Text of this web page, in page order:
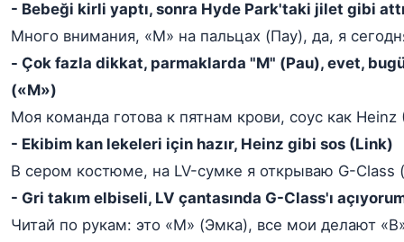
- Bebeği kirli yaptı, sonra Hyde Park'taki jilet gibi
Много внимания, «M» на пальцах (Пау), да, я
- Çok fazla dikkat, parmaklarda "M" (Pau), evet,
(«M»)
Моя команда готова к пятнам крови, соус как Heinz
- Ekibim kan lekeleri için hazır, Heinz gibi sos (Link)
В сером костюме, на LV-сумке я открываю G-Class
- Gri takım elbiseli, LV çantasında G-Class'ı
Читай по рукам: это «M» (Эмка), все мои делают